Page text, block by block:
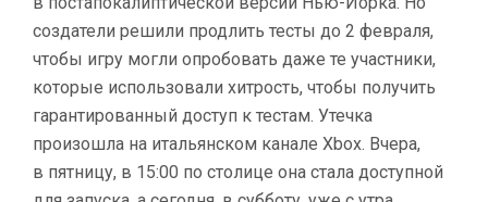
НАКАНУНЕ
СТАРТА
ОБТ
THE
DIVISION
создатели решили продлить тесты до 2 февраля,
чтобы игру могли опробовать даже те участники,
которые использовали хитрость, чтобы получить
гарантированный доступ к тестам. Утечка
произошла на итальянском канале Xbox. Вчера,
в пятницу, в 15:00 по столице она стала доступной